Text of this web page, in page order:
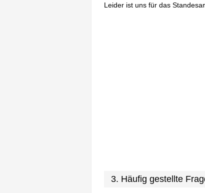
Leider ist uns für das
3. Häufig gestellte